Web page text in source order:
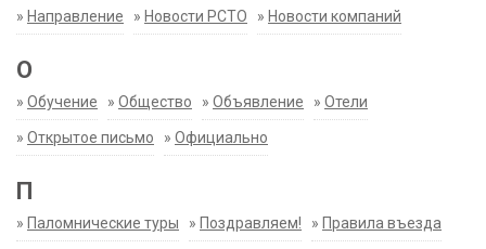
» Направление » Новости РСТО » Новости компаний
О
» Обучение » Общество » Объявление » Отели
» Открытое письмо » Официально
П
» Паломнические туры » Поздравляем! » Правила въезда